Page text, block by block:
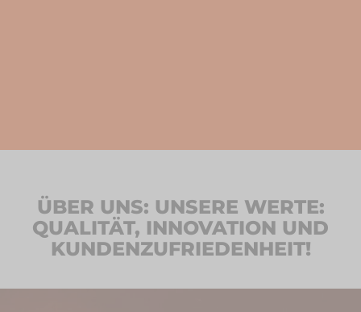
ÜBER UNS: UNSERE WERTE:
QUALITÄT, INNOVATION UND
KUNDENZUFRIEDENHEIT!